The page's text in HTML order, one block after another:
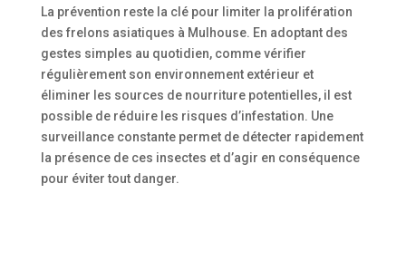
La prévention reste la clé pour limiter la prolifération
des frelons asiatiques à Mulhouse. En adoptant des
gestes simples au quotidien, comme vérifier
régulièrement son environnement extérieur et
éliminer les sources de nourriture potentielles, il est
possible de réduire les risques d’infestation. Une
surveillance constante permet de détecter rapidement
la présence de ces insectes et d’agir en conséquence
pour éviter tout danger.